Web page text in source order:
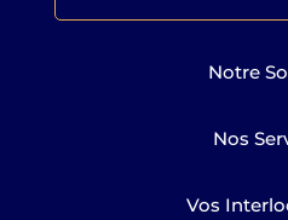
Notre
Nos
Vos